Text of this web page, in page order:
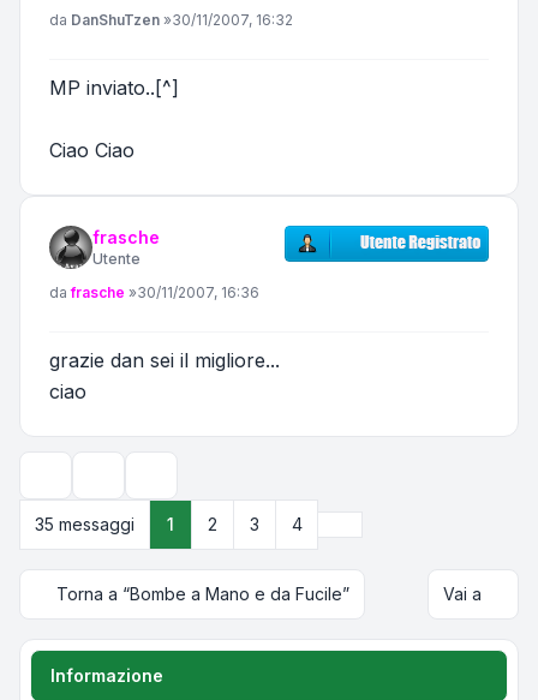
Messaggio
da DanShuTzen »30/11/2007, 16:32
MP inviato..[^]
Ciao Ciao
frasche
Utente
Messaggio
dafrasche »30/11/2007, 16:36
grazie dan sei il migliore...
ciao
35 messaggi
1 2 3 4
Torna a “Bombe a Mano e da Fucile” Vai a
Informazione